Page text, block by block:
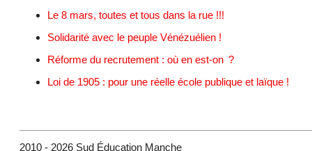
Le 8 mars, toutes et tous dans la rue !!!
Solidarité avec le peuple Vénézuélien !
Réforme du recrutement : où en est-on ?
Loi de 1905 : pour une réelle école publique et laïque !
2010 - 2026 Sud Éducation Manche